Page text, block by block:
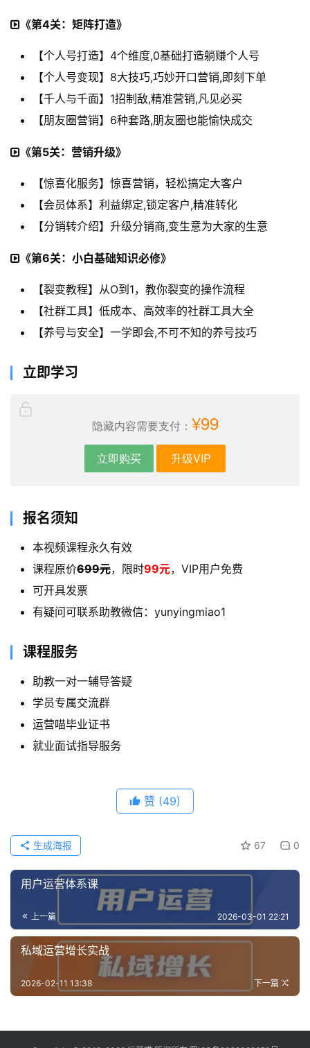
《第4关：矩阵打造》
【个人号打造】4个维度,0基础打造躺赚个人号
【个人号变现】8大技巧,巧妙开口营销,即刻下单
【千人与千面】1招制敌,精准营销,凡见必买
【朋友圈营销】6种套路,朋友圈也能愉快成交
《第5关：营销升级》
【惊喜化服务】惊喜营销，轻松搞定大客户
【会员体系】利益绑定,锁定客户,精准转化
【分销转介绍】升级分销商,变生意为大家的生意
《第6关：小白基础知识必修》
【裂变教程】从O到1，教你裂变的操作流程
【社群工具】低成本、高效率的社群工具大全
【养号与安全】一学即会,不可不知的养号技巧
立即学习
隐藏内容需要支付： ¥99
立即购买 升级VIP
报名须知
本视频课程永久有效
课程原价699元，限时99元，VIP用户免费
可开具发票
有疑问可联系助教微信：yunyingmiao1
课程服务
助教一对一辅导答疑
学员专属交流群
运营喵毕业证书
就业面试指导服务
赞 (49)
67 0
生成海报
用户运营体系课
上一篇 2026-03-01 22:21
私域运营增长实战
下一篇
2026-02-11 13:38